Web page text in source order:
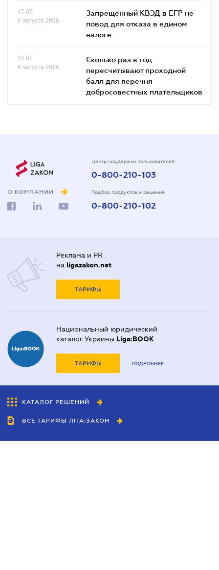
17.07
6 августа 2026
Запрещенный КВЭД в ЕГР не
повод для отказа в едином
налоге
15.07
6 августа 2026
Сколько раз в год
пересчитывают проходной
балл для перечня
добросовестных плательщиков
О КОМПАНИИ
Центр поддержки пользователей
0-800-210-103
Подбор продуктов и решений
0-800-210-102
Реклама и PR
на ligazakon.net
ТАРИФЫ
Национальный юридический
каталог Украины Liga:BOOK
ТАРИФЫ ПОДРОБНЕЕ
КАТАЛОГ РЕШЕНИЙ
ВСЕ ТАРИФЫ ЛІГА:ЗАКОН